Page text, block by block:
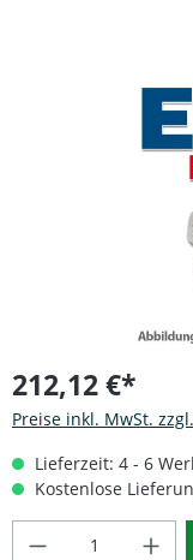
Bildergalerie
212,12 €*
Preise inkl. MwSt.
Lieferzeit: 4 - 6
Kostenlose
Produkt